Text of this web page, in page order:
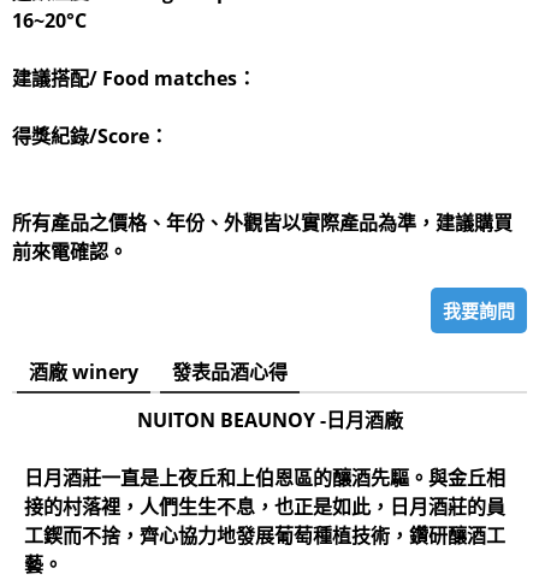
16~20°C
建議搭配/ Food matches：
得獎紀錄/Score：
所有產品之價格、年份、外觀皆以實際產品為準，建議購買
前來電確認。
我要詢問
酒廠 winery
發表品酒心得
NUITON BEAUNOY -日月酒廠
日月酒莊一直是上夜丘和上伯恩區的釀酒先驅。與金丘相
接的村落裡，人們生生不息，也正是如此，日月酒莊的員
工鍥而不捨，齊心協力地發展葡萄種植技術，鑽研釀酒工
藝。